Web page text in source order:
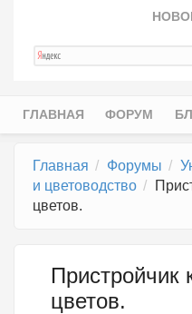
Главное меню
ГЛАВНАЯ ФОРУМ
Главная Форумы
и цветоводство
цветов.
Пристройчик
цветов.